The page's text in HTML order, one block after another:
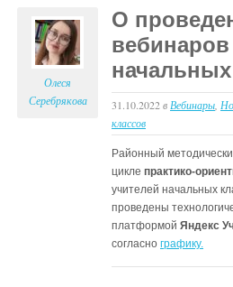
Олеся
Серебрякова
О
31.10.2022в Вебинары
классов
Районный
цикле практико-
учителей начальных
проведены
платформой Яндекс
согласно графику.